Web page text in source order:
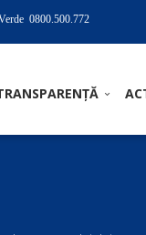
0800.500.772